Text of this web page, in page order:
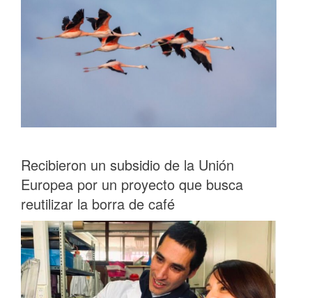
Recibieron un subsidio de la Unión
Europea por un proyecto que busca
reutilizar la borra de café